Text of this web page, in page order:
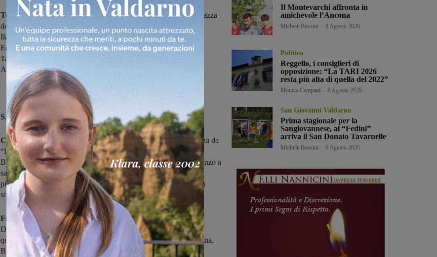
Terranuova – La quarta edizione del Mobydick Festivalin Piazza
della Repubblica. Questi gli interventi di venerdì:
Ilaria Gaspari alle 17.30 – “Alfabeto del discorso emotivo”
Edith Bruck alle 18.45 – “Il pane perduto”
Tash Aw alle 21.15 – “Noi, i sopravvissuti “
Andràs Forgàch alle 22.30 – “Exile at home”
SABATO 28 AGOSTO
Castelfranco di Sopra – Festa del Perdono: Alle ore 21 partenza da
“Località Botriolo” per la Passeggiata Familiare “Dalle Balze alla
Badia”; organizzata dall’Azione Cattolica ed aperta a tutti con pranzo a
sacco. Dalle 21.00 alle 23.00 in Piazza V. Emanuele spettacolo in
piazza “Divertiamoci con la magia, animazione per bambini e non
solo”.
Figline Incisa- Domino Festival:ha inizio la prima edizione del
Domino Festival, un connubio di musica, cultura e laboratori. Per
quanto riguarda la parte musicale, si esibiranno Lango, CmqMartina,
Bresh, Tredici Pietro. Come ospite culturale, Barbara Nappini.
Il Montevarchi affronta in
amichevole l’Ancona
Michele Bossini 8 Agosto 2026
Politica
Reggello, i consiglieri di
opposizione: “La TARI 2026
resta più alta di quella del 2022”
Monica Campani 8 Agosto 2026
San Giovanni Valdarno
Prima stagionale per la
Sangiovannese, al “Fedini”
arriva il San Donato Tavarnelle
Michele Bossini 8 Agosto 2026